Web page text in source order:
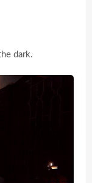
dark.